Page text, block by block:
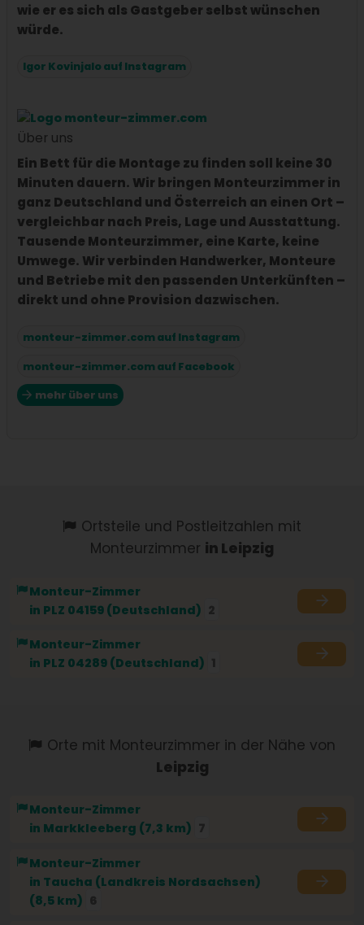
wie er es sich als Gastgeber selbst wünschen
würde.
Igor Kovinjalo auf Instagram
Über uns
Ein Bett für die Montage zu finden soll keine 30
Minuten dauern. Wir bringen Monteurzimmer in
ganz Deutschland und Österreich an einen Ort –
vergleichbar nach Preis, Lage und Ausstattung.
Tausende Monteurzimmer, eine Karte, keine
Umwege. Wir verbinden Handwerker, Monteure
und Betriebe mit den passenden Unterkünften –
direkt und ohne Provision dazwischen.
monteur-zimmer.com auf Instagram
monteur-zimmer.com auf Facebook
mehr über uns
Ortsteile und Postleitzahlen mit
Monteurzimmer in Leipzig
Monteur-Zimmer
in PLZ 04159 (Deutschland) 2
Monteur-Zimmer
in PLZ 04289 (Deutschland) 1
Orte mit Monteurzimmer in der Nähe von
Leipzig
Monteur-Zimmer
in Markkleeberg (7,3 km) 7
Monteur-Zimmer
in Taucha (Landkreis Nordsachsen)
(8,5 km) 6